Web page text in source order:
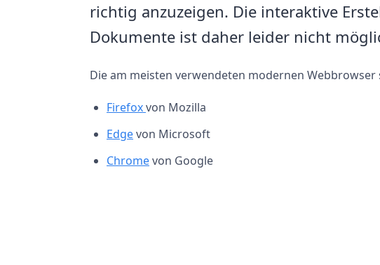
richtig anzuzeigen. Die interaktive
Dokumente ist daher leider nicht
Die am meisten verwendeten modernen Webbrowser
Firefoxvon Mozilla
Edgevon Microsoft
Chromevon Google